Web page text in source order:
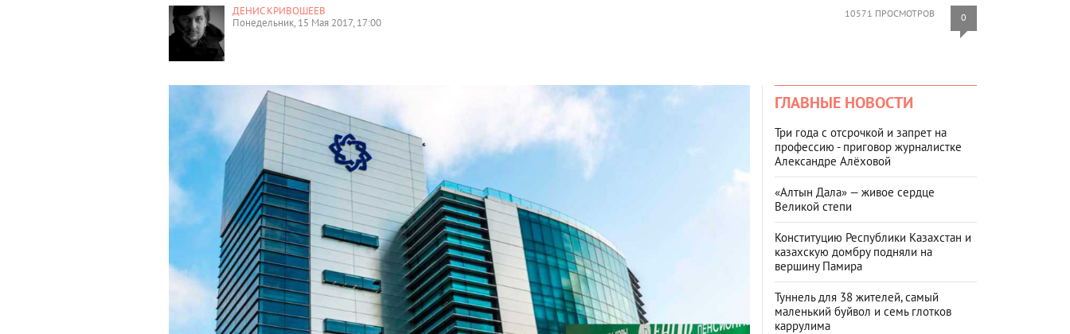
10571 ПРОСМОТРОВ 0
ДЕНИС КРИВОШЕЕВ
Понедельник, 15 Мая 2017, 17:00
ГЛАВНЫЕ НОВОСТИ
Три года с отсрочкой и запрет на
профессию - приговор журналистке
Александре Алёховой
«Алтын Дала» — живое сердце
Великой степи
Конституцию Республики Казахстан и
казахскую домбру подняли на
вершину Памира
Туннель для 38 жителей, самый
маленький буйвол и семь глотков
каррулима